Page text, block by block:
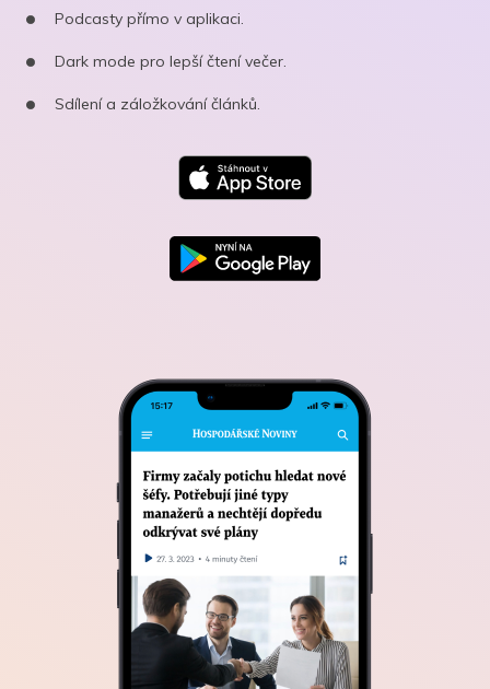
Podcasty přímo v aplikaci.
Dark mode pro lepší čtení večer.
Sdílení a záložkování článků.